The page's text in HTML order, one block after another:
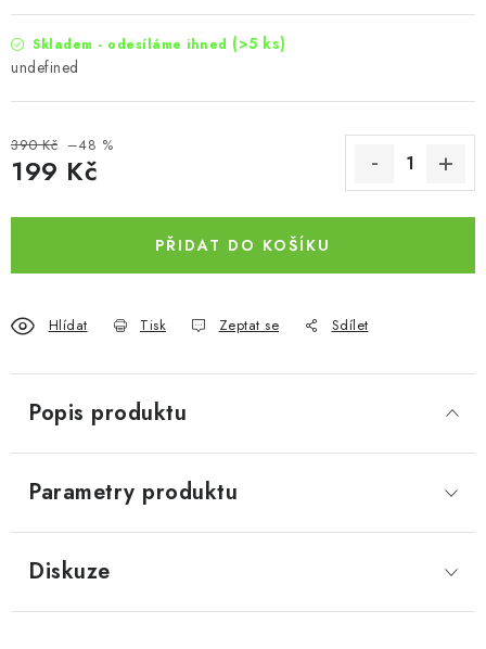
Skladem - odesíláme ihned (>5 ks)
undefined
390 Kč –48 %
199 Kč
PŘIDAT DO KOŠÍKU
Tisk Zeptat se
Hlídat Sdílet
Popis produktu
Parametry produktu
Diskuze